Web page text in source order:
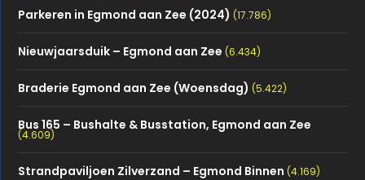
Parkeren in Egmond aan Zee (2024) (17.786)
Nieuwjaarsduik – Egmond aan Zee (6.434)
Braderie Egmond aan Zee (Woensdag) (5.422)
Bus 165 – Bushalte & Busstation, Egmond aan Zee
(4.609)
Strandpaviljoen Zilverzand – Egmond Binnen (4.169)